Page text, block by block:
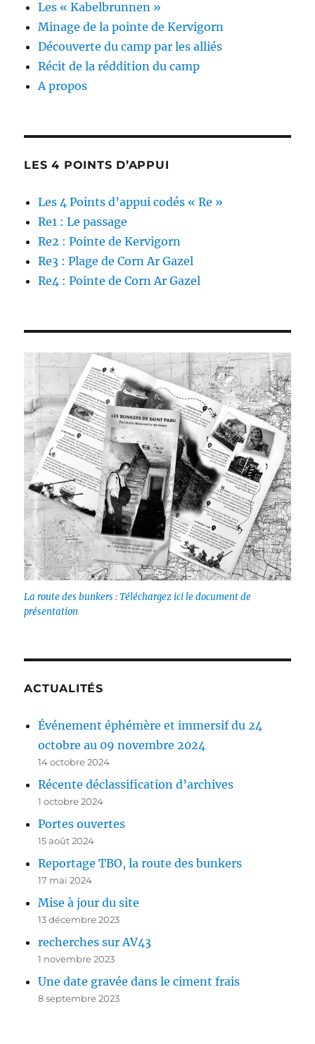
Les « Kabelbrunnen »
Minage de la pointe de Kervigorn
Découverte du camp par les alliés
Récit de la réddition du camp
A propos
LES 4 POINTS D’APPUI
Les 4 Points d’appui codés « Re »
Re1 : Le passage
Re2 : Pointe de Kervigorn
Re3 : Plage de Corn Ar Gazel
Re4 : Pointe de Corn Ar Gazel
La route des bunkers : Téléchargez ici le document de
présentation
ACTUALITÉS
Événement éphémère et immersif du 24
octobre au 09 novembre 2024
14 octobre 2024
Récente déclassification d’archives
1 octobre 2024
Portes ouvertes
15 août 2024
Reportage TBO, la route des bunkers
17 mai 2024
Mise à jour du site
13 décembre 2023
recherches sur AV43
1 novembre 2023
Une date gravée dans le ciment frais
8 septembre 2023